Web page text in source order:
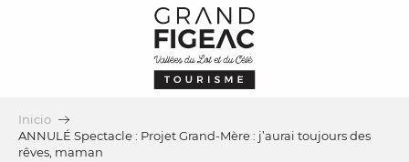
Inicio
ANNULÉ Spectacle : Projet Grand-Mère : j’aurai toujours des
rêves, maman